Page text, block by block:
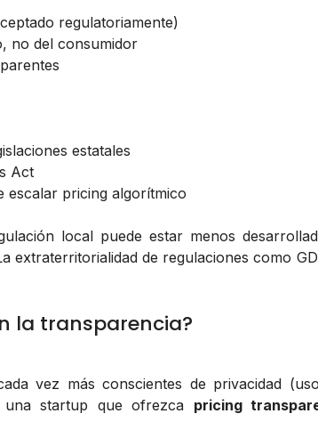
regulatoriamente)
no del consumidor
estatales
Act
escalar pricing algorítmico
local puede estar menos
extraterritorialidad de regulaciones como
la transparencia?
vez más conscientes de privacidad
una startup que ofrezca pricing